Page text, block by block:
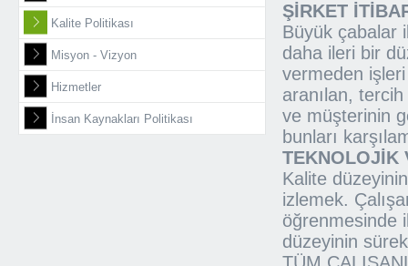
Kalite Politikası
Misyon - Vizyon
Hizmetler
İnsan Kaynakları Politikası
ŞİRKET
Büyük çabalar
daha ileri bir
vermeden
aranılan,
ve müşterinin
bunları
TEKNOLOJİK
Kalite
izlemek.
öğrenmesinde
düzeyinin